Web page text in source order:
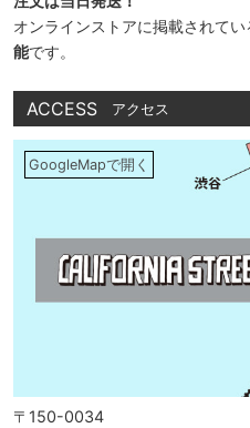
オンラインストアに掲載されて
能です。
ACCESS アクセス
GoogleMapで開く
〒150-0034